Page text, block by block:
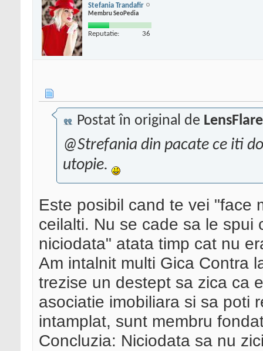
Stefania Trandafir
Membru SeoPedia
Reputatie: 36
Postat în original de LensFlare
@Strefania din pacate ce iti
utopie.
Este posibil cand te vei "face
ceilalti. Nu se cade sa le spui
niciodata" atata timp cat nu
Am intalnit multi Gica Contra
trezise un destept sa zica ca
asociatie imobiliara si sa poti
intamplat, sunt membru
Concluzia: Niciodata sa nu